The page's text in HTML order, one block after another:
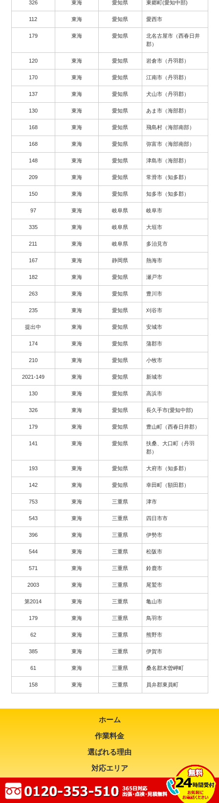
326 東海 愛知県 東郷町(愛知中部)
112 東海 愛知県 愛西市
179 東海 愛知県
北名古屋市（西春日井
郡）
120 東海 愛知県 岩倉市（丹羽郡）
170 東海 愛知県 江南市（丹羽郡）
137 東海 愛知県 犬山市（丹羽郡）
130 東海 愛知県 あま市（海部郡）
168 東海 愛知県 飛島村（海部南部）
168 東海 愛知県 弥富市（海部南部）
148 東海 愛知県 津島市（海部郡）
209 東海 愛知県 常滑市（知多郡）
150 東海 愛知県 知多市（知多郡）
97 東海 岐阜県 岐阜市
335 東海 岐阜県 大垣市
211 東海 岐阜県 多治見市
167 東海 静岡県 熱海市
182 東海 愛知県 瀬戸市
263 東海 愛知県 豊川市
235 東海 愛知県 刈谷市
提出中 東海 愛知県 安城市
174 東海 愛知県 蒲郡市
210 東海 愛知県 小牧市
2021-149 東海 愛知県 新城市
130 東海 愛知県 高浜市
326 東海 愛知県 長久手市(愛知中部)
179 東海 愛知県 豊山町（西春日井郡）
141 東海 愛知県
扶桑、大口町（丹羽
郡）
193 東海 愛知県 大府市（知多郡）
142 東海 愛知県 幸田町（額田郡）
753 東海 三重県 津市
543 東海 三重県 四日市市
396 東海 三重県 伊勢市
544 東海 三重県 松阪市
571 東海 三重県 鈴鹿市
2003 東海 三重県 尾鷲市
第2014 東海 三重県 亀山市
179 東海 三重県 鳥羽市
62 東海 三重県 熊野市
385 東海 三重県 伊賀市
61 東海 三重県 桑名郡木曽岬町
158 東海 三重県 員弁郡東員町
ホーム
作業料金
選ばれる理由
対応エリア
お問い合わせ